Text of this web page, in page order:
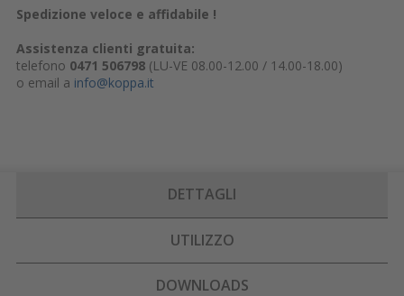
Spedizione veloce e affidabile !
Assistenza clienti gratuita:
telefono 0471 506798(LU-VE 08.00-12.00 / 14.00-18.00)
o email a info@koppa.it
DETTAGLI
UTILIZZO
DOWNLOADS